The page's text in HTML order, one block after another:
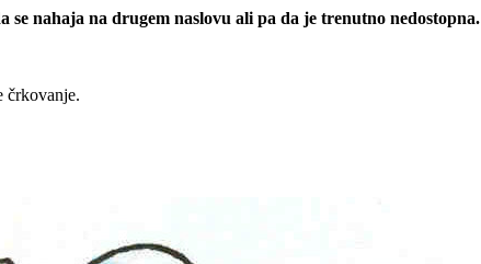
nahaja na drugem naslovu ali pa da je trenutno nedostopna.
črkovanje.